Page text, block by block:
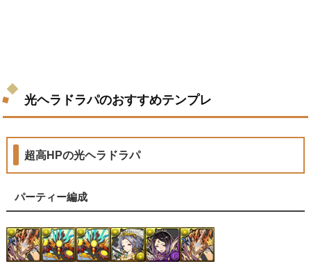
光ヘラドラパのおすすめテンプレ
超高HPの光ヘラドラパ
パーティー編成